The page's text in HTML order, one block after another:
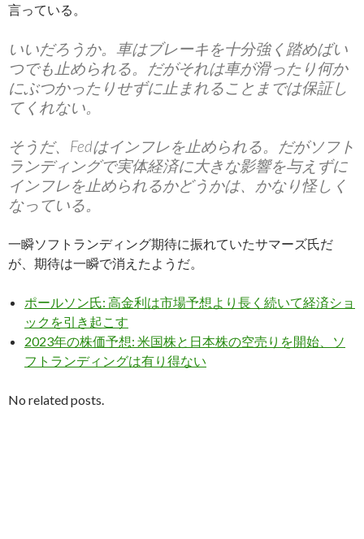
言っている。
いいだろうか。車はブレーキを十分強く踏めばい
つでも止められる。だがそれは車が滑ったり何か
にぶつかったりせずに止まれることまでは保証し
てくれない。
そうだ、Fedはインフレを止められる。だがソフト
ランディングで実体経済に大きな影響を与えずに
インフレを止められるかどうかは、かなり怪しく
なっている。
一瞬ソフトランディング期待に振れていたサマーズ氏だ
が、期待は一瞬で消えたようだ。
ポールソン氏: 高金利は市場予想より長く続いて経済ショ
ックを引き起こす
2023年の株価予想: 米国株と日本株の空売りを開始、ソ
フトランディングは有り得ない
No related posts.